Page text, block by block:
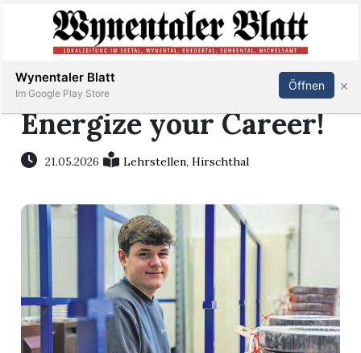
Immobilien
Veranstaltungen
Stellen
E-
Paper
Abonnieren Anmelden
Energize your Career!
21.05.2026 Lehrstellen,Hirschthal
Wynentaler Blatt
Im Google Play Store
Öffnen ×